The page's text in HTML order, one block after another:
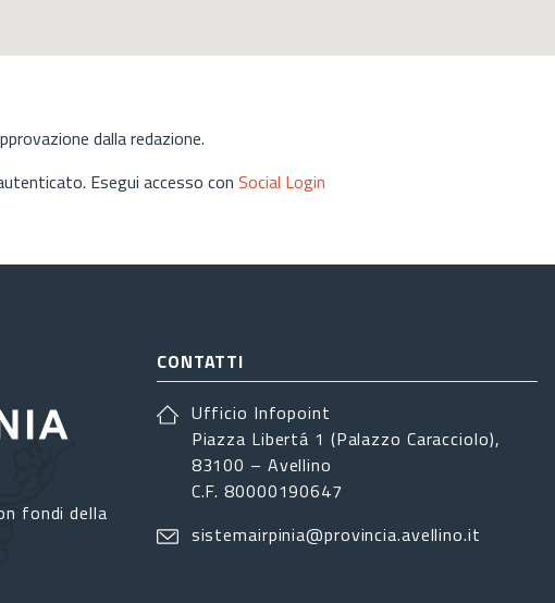
dalla redazione.
Esegui accesso con Social Login
fondi della
CONTATTI
Ufficio Infopoint
Piazza Libertá 1 (Palazzo Caracciolo),
83100 – Avellino
C.F. 80000190647
sistemairpinia@provincia.avellino.it